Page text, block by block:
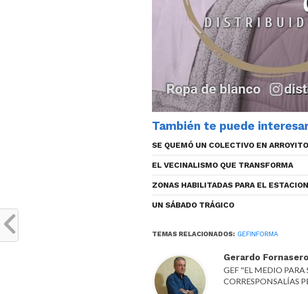
También te puede
SE QUEMÓ UN COLECTIVO EN ARROYITO
EL VECINALISMO QUE TRANSFORMA
ZONAS HABILITADAS PARA EL
UN SÁBADO TRÁGICO
TEMAS RELACIONADOS: GEFINFORMA
Gerardo Fornasero
GEF "EL MEDIO
CORRESPONSALÍAS